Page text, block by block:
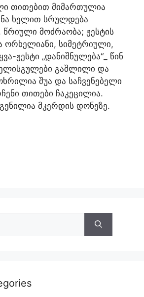
თითებით მიმართულია
ხელით სრულდება
წრიული მოძრაობა; ჟესტის
ორხელიანი, სიმეტრიული,
ჟესტი „დანიშნულება“_ წინ
გაშლილი და
შუა და საჩვენებელი
თითები ჩაკეცილია.
მკერდის დონეზე.